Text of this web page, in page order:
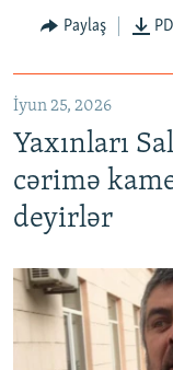
Paylaş
İyun 25, 2026
Yaxınları
cərimə
deyirlər